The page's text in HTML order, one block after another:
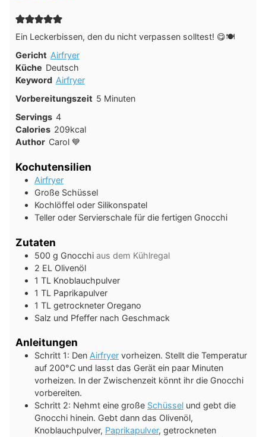
Ein Leckerbissen, den du nicht verpassen solltest! 😋🍽️
Gericht Airfryer
Küche Deutsch
Keyword Airfryer
Vorbereitungszeit 5Minuten
Minuten
Servings 4
Calories 209kcal
Author Carol 💙
Kochutensilien
Airfryer
Große Schüssel
Kochlöffel oder Silikonspatel
Teller oder Servierschale für die fertigen Gnocchi
Zutaten
500 g Gnocchi aus dem Kühlregal
2 EL Olivenöl
1 TL Knoblauchpulver
1 TL Paprikapulver
1 TL getrockneter Oregano
Salz und Pfeffer nach Geschmack
Anleitungen
Schritt 1: Den Airfryer vorheizen. Stellt die Temperatur
auf 200°C und lasst das Gerät ein paar Minuten
vorheizen. In der Zwischenzeit könnt ihr die Gnocchi
vorbereiten.
Schritt 2: Nehmt eine große Schüssel und gebt die
Gnocchi hinein. Gebt dann das Olivenöl,
Knoblauchpulver, Paprikapulver, getrockneten